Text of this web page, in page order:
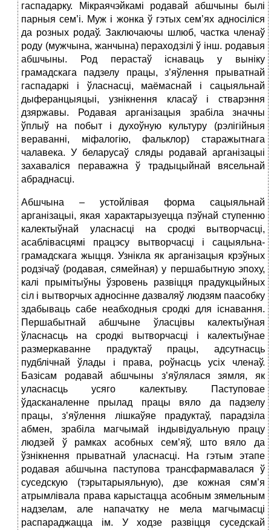
гаспадарку. Мікраячэйкамі родавай абшчыны былі
парныя сем’і. Муж і жонка ў гэтых сем’ях адносіліся
да розных родаў. Заключаючы шлюб, частка членаў
роду (мужчына, жанчына) пераходзілі ў інш. родавыя
абшчыны. Род перастаў існаваць у выніку
грамадскага падзелу працы, з’яўлення прыватнай
гаспадаркі і ўласнасці, маёмаснай і сацыяльнай
дыферанцыяцыі, узнікнення класаў і стварэння
дзяржавы. Родавая арганізацыя зрабіла значны
ўплыў на побыт і духоўную культуру (рэлігійныя
вераванні, міфалогію, фальклор) старажытнага
чалавека. У беларусаў сляды родавай арганізацыі
захаваліся пераважна ў традыцыйнай вясельнай
абраднасці.
Абшчына – устойлівая форма сацыяльнай
арганізацыі, якая характарызуецца пэўнай ступенню
калектыўнай уласнасці на сродкі вытворчасці,
асаблівасцямі працэсу вытворчасці і сацыяльна-
грамадскага жыцця. Узнікла як арганізацыя крэўных
родзічаў (родавая, сямейная) у першабытную эпоху,
калі прымітыўны ўзровень развіцця прадукцыйных
сіл і вытворчых адносінне дазваляў людзям паасобку
здабываць сабе неабходныя сродкі для існавання.
Першабытнай абшчыне ўласцівы калектыўная
ўласнасць на сродкі вытворчасці і калектыўнае
размеркаванне прадуктаў працы, адсутнасць
пудблічнай ўлады і права, роўнасць усіх членаў.
Базісам родавай абшчыны з’яўлялася зямля, як
уласнасць усяго калектыву. Паступовае
ўдасканаленне прылад працы вяло да падзелу
працы, з’яўлення лішкаўяе прадуктаў, парадзіла
абмен, зрабіла магчымай індывідуальную працу
людзей ў рамках асобных сем’яў, што вяло да
ўзнікнення прыватнай уласнасці. На гэтым этапе
родавая абшчына паступова трансфармавалася ў
суседскую (тэрытарыяльную), дзе кожная сям’я
атрымлівала права карыстацца асобным зямельным
надзелам, але напачатку не мела магчымасці
распараджацца ім. У ходзе развіцця суседскай